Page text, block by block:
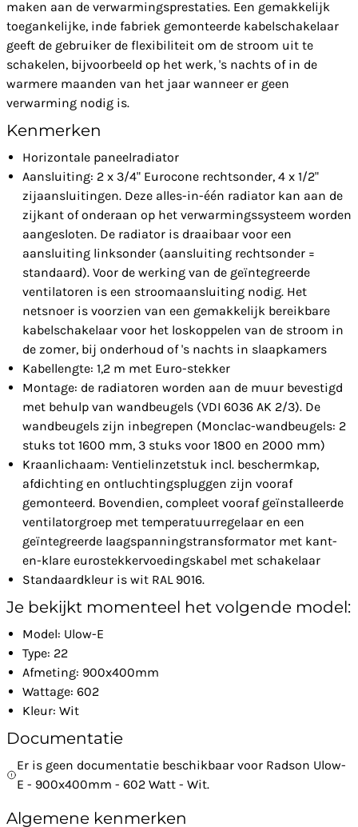
maken aan de verwarmingsprestaties. Een gemakkelijk
toegankelijke, inde fabriek gemonteerde kabelschakelaar
geeft de gebruiker de flexibiliteit om de stroom uit te
schakelen, bijvoorbeeld op het werk, 's nachts of in de
warmere maanden van het jaar wanneer er geen
verwarming nodig is.
Kenmerken
Horizontale paneelradiator
Aansluiting: 2 x 3/4" Eurocone rechtsonder, 4 x 1/2"
zijaansluitingen. Deze alles-in-één radiator kan aan de
zijkant of onderaan op het verwarmingssysteem worden
aangesloten. De radiator is draaibaar voor een
aansluiting linksonder (aansluiting rechtsonder =
standaard). Voor de werking van de geïntegreerde
ventilatoren is een stroomaansluiting nodig. Het
netsnoer is voorzien van een gemakkelijk bereikbare
kabelschakelaar voor het loskoppelen van de stroom in
de zomer, bij onderhoud of 's nachts in slaapkamers
Kabellengte: 1,2 m met Euro-stekker
Montage: de radiatoren worden aan de muur bevestigd
met behulp van wandbeugels (VDI 6036 AK 2/3). De
wandbeugels zijn inbegrepen (Monclac-wandbeugels: 2
stuks tot 1600 mm, 3 stuks voor 1800 en 2000 mm)
Kraanlichaam: Ventielinzetstuk incl. beschermkap,
afdichting en ontluchtingspluggen zijn vooraf
gemonteerd. Bovendien, compleet vooraf geïnstalleerde
ventilatorgroep met temperatuurregelaar en een
geïntegreerde laagspanningstransformator met kant-
en-klare eurostekkervoedingskabel met schakelaar
Standaardkleur is wit RAL 9016.
Je bekijkt momenteel het volgende model:
Model: Ulow-E
Type: 22
Afmeting: 900x400mm
Wattage: 602
Kleur: Wit
Documentatie
Er is geen documentatie beschikbaar voor Radson Ulow-
E - 900x400mm - 602 Watt - Wit.
Algemene kenmerken